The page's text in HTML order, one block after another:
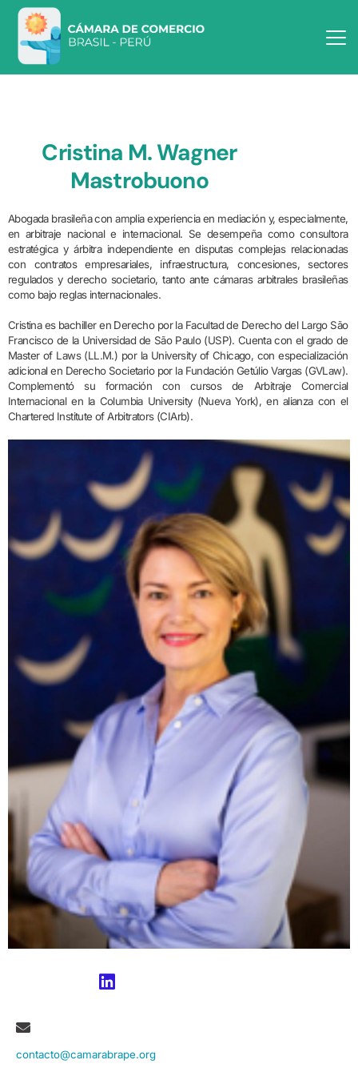
Cristina M. Wagner
Mastrobuono
Abogada brasileña con amplia experiencia en mediación y, especialmente,
en arbitraje nacional e internacional. Se desempeña como consultora
estratégica y árbitra independiente en disputas complejas relacionadas
con contratos empresariales, infraestructura, concesiones, sectores
regulados y derecho societario, tanto ante cámaras arbitrales brasileñas
como bajo reglas internacionales.
Cristina es bachiller en Derecho por la Facultad de Derecho del Largo São
Francisco de la Universidad de São Paulo (USP). Cuenta con el grado de
Master of Laws (LL.M.) por la University of Chicago, con especialización
adicional en Derecho Societario por la Fundación Getúlio Vargas (GVLaw).
Complementó su formación con cursos de Arbitraje Comercial
Internacional en la Columbia University (Nueva York), en alianza con el
Chartered Institute of Arbitrators (CIArb).
contacto@camarabrape.org